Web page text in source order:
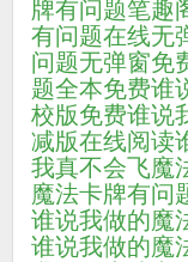
牌有问题笔趣
有问题在线无
问题无弹窗免
题全本免费谁
校版免费谁说
减版在线阅读
我真不会飞魔
魔法卡牌有问
谁说我做的魔
谁说我做的魔